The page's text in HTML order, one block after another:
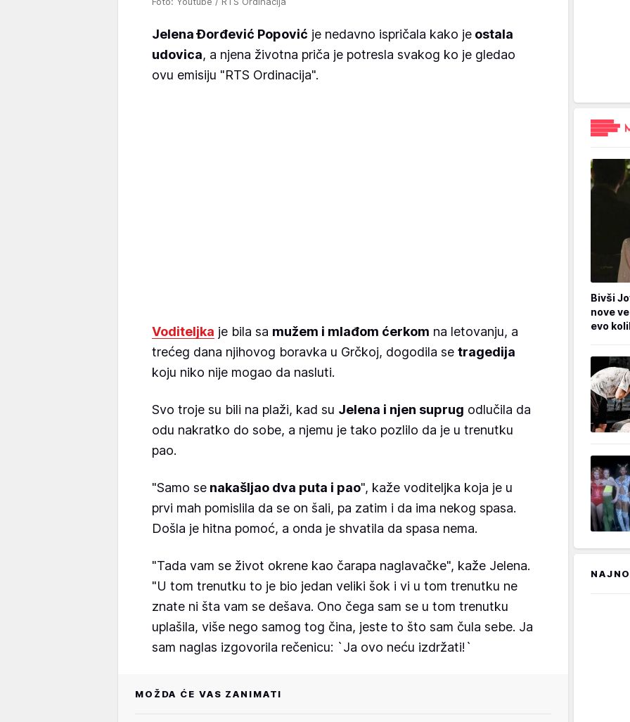
Jelena Đorđević Popović je nedavno ispričala kako je ostala
udovica, a njena životna priča je potresla svakog ko je gledao
ovu emisiju "RTS Ordinacija".
Voditeljka je bila sa mužem i mlađom ćerkom na letovanju, a
trećeg dana njihovog boravka u Grčkoj, dogodila se tragedija
koju niko nije mogao da nasluti.
Svo troje su bili na plaži, kad su Jelena i njen suprug odlučila da
odu nakratko do sobe, a njemu je tako pozlilo da je u trenutku
pao.
"Samo se nakašljao dva puta i pao", kaže voditeljka koja je u
prvi mah pomislila da se on šali, pa zatim i da ima nekog spasa.
Došla je hitna pomoć, a onda je shvatila da spasa nema.
"Tada vam se život okrene kao čarapa naglavačke", kaže Jelena.
"U tom trenutku to je bio jedan veliki šok i vi u tom trenutku ne
znate ni šta vam se dešava. Ono čega sam se u tom trenutku
uplašila, više nego samog tog čina, jeste to što sam čula sebe. Ja
sam naglas izgovorila rečenicu: `Ja ovo neću izdržati!`
MOŽDA ĆE VAS ZANIMATI
Bivši
nove
evo